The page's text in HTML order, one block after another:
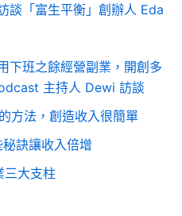
談「富生平衡」創辦人 Eda
下班之餘經營副業，開創多
主持人 Dewi 訪談
方法，創造收入很簡單
訣讓收入倍增
三大支柱